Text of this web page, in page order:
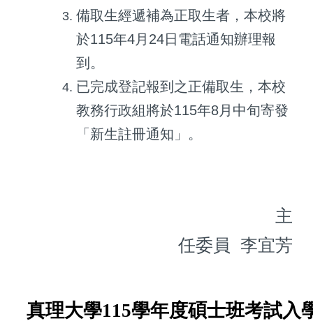
備取生經遞補為正取生者，本校將
於115年4月24日電話通知辦理報
到。
已完成登記報到之正備取生，本校
教務行政組將於115年8月中旬寄發
「新生註冊通知」。
主
任委員 李宜芳
真理大學115學年度碩士班考試入